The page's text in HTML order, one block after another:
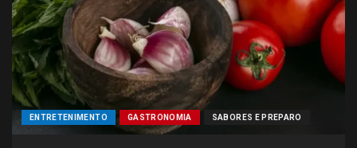
ENTRETENIMENTO GASTRONOMIA SABORES E PREPARO